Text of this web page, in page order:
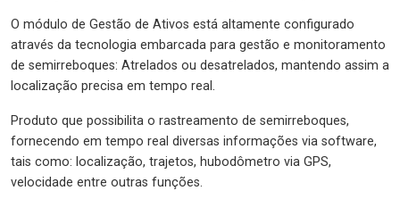
O módulo de Gestão de Ativos está altamente configurado
através da tecnologia embarcada para gestão e monitoramento
de semirreboques: Atrelados ou desatrelados, mantendo assim a
localização precisa em tempo real.
Produto que possibilita o rastreamento de semirreboques,
fornecendo em tempo real diversas informações via software,
tais como: localização, trajetos, hubodômetro via GPS,
velocidade entre outras funções.